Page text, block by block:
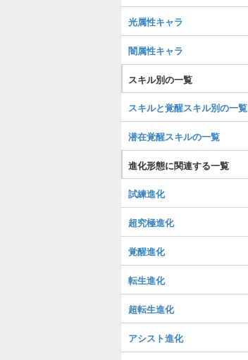
光属性キャラ
闇属性キャラ
スキル別の一覧
スキルと覚醒スキル別の一覧
潜在覚醒スキルの一覧
進化形態に関連する一覧
試練進化
超究極進化
覚醒進化
転生進化
超転生進化
アシスト進化